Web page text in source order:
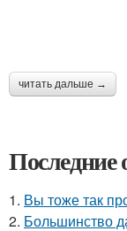
читать дальше →
Последние
1. Вы тоже так
2. Большинство